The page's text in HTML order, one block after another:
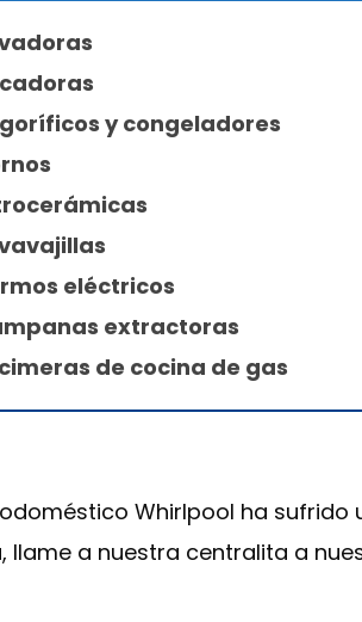
y congeladores
eléctricos
extractoras
de cocina de gas
Whirlpool ha
llame a nuestra centralita a